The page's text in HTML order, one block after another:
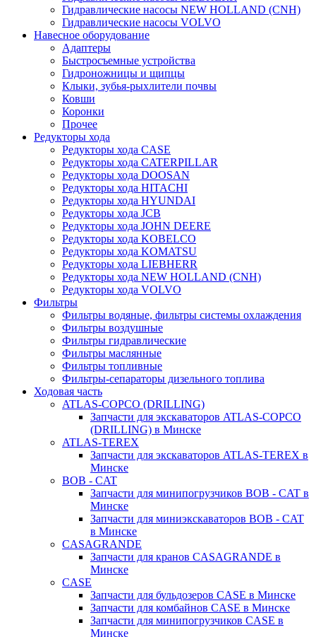
Гидравлические насосы NEW HOLLAND (CNH)
Гидравлические насосы VOLVO
Навесное оборудование
Адаптеры
Быстросъемные устройства
Гидроножницы и щипцы
Клыки, зубья-рыхлители почвы
Ковши
Коронки
Прочее
Редукторы хода
Редукторы хода CASE
Редукторы хода CATERPILLAR
Редукторы хода DOOSAN
Редукторы хода HITACHI
Редукторы хода HYUNDAI
Редукторы хода JCB
Редукторы хода JOHN DEERE
Редукторы хода KOBELCO
Редукторы хода KOMATSU
Редукторы хода LIEBHERR
Редукторы хода NEW HOLLAND (CNH)
Редукторы хода VOLVO
Фильтры
Фильтры водяные, фильтры системы охлаждения
Фильтры воздушные
Фильтры гидравлические
Фильтры маслянные
Фильтры топливные
Фильтры-сепараторы дизельного топлива
Ходовая часть
ATLAS-COPCO (DRILLING)
Запчасти для экскаваторов ATLAS-COPCO
(DRILLING) в Минске
ATLAS-TEREX
Запчасти для экскаваторов ATLAS-TEREX в
Минске
BOB - CAT
Запчасти для минипогрузчиков BOB - CAT в
Минске
Запчасти для миниэкскаваторов BOB - CAT
в Минске
CASAGRANDE
Запчасти для кранов CASAGRANDE в
Минске
CASE
Запчасти для бульдозеров CASE в Минске
Запчасти для комбайнов CASE в Минске
Запчасти для минипогрузчиков CASE в
Минске